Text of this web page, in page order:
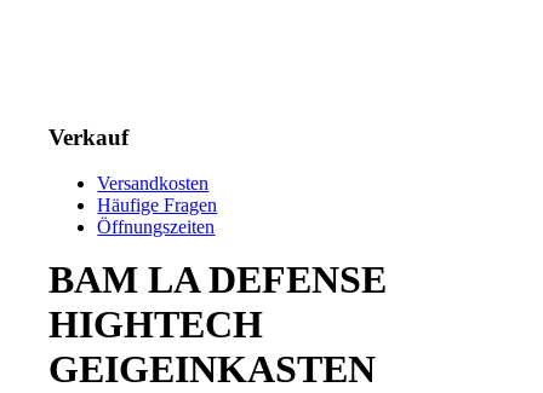
Verkauf
Versandkosten
Häufige Fragen
Öffnungszeiten
BAM LA DEFENSE
HIGHTECH
GEIGEINKASTEN